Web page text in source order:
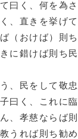
曰く、何を為
、直きを挙げ
（おけば）則
に錯けば則ち民
、民をして敬
曰く、これに
、孝慈ならば
うれば則ち勧め